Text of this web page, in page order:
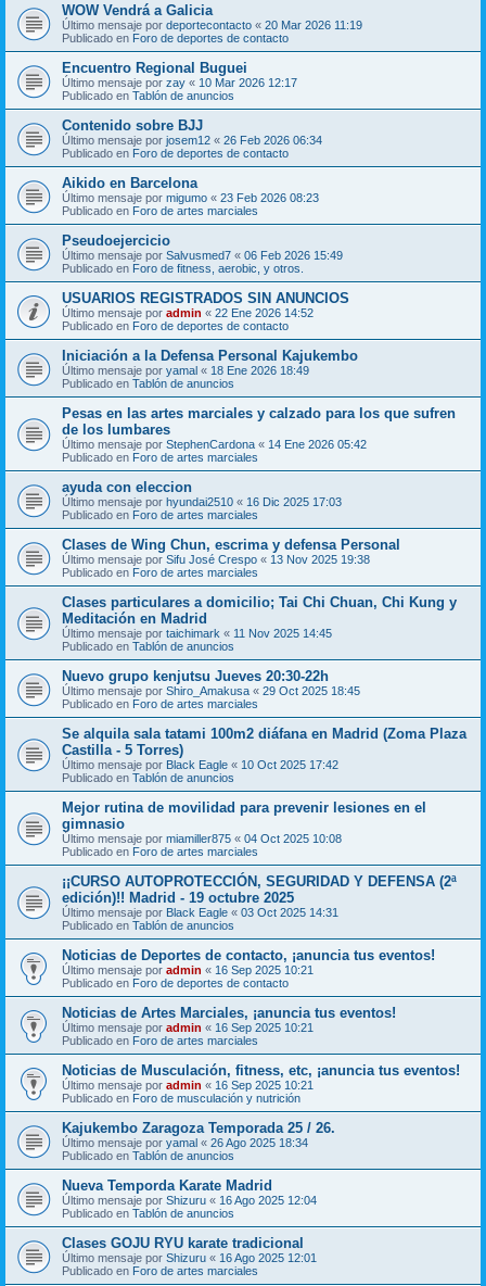
WOW Vendrá a Galicia
Último mensaje por deportecontacto « 20 Mar 2026 11:19
Publicado en Foro de deportes de contacto
Encuentro Regional Buguei
Último mensaje por zay « 10 Mar 2026 12:17
Publicado en Tablón de anuncios
Contenido sobre BJJ
Último mensaje por josem12 « 26 Feb 2026 06:34
Publicado en Foro de deportes de contacto
Aikido en Barcelona
Último mensaje por migumo « 23 Feb 2026 08:23
Publicado en Foro de artes marciales
Pseudoejercicio
Último mensaje por Salvusmed7 « 06 Feb 2026 15:49
Publicado en Foro de fitness, aerobic, y otros.
USUARIOS REGISTRADOS SIN ANUNCIOS
Último mensaje por admin « 22 Ene 2026 14:52
Publicado en Foro de deportes de contacto
Iniciación a la Defensa Personal Kajukembo
Último mensaje por yamal « 18 Ene 2026 18:49
Publicado en Tablón de anuncios
Pesas en las artes marciales y calzado para los que sufren
de los lumbares
Último mensaje por StephenCardona « 14 Ene 2026 05:42
Publicado en Foro de artes marciales
ayuda con eleccion
Último mensaje por hyundai2510 « 16 Dic 2025 17:03
Publicado en Foro de artes marciales
Clases de Wing Chun, escrima y defensa Personal
Último mensaje por Sifu José Crespo « 13 Nov 2025 19:38
Publicado en Foro de artes marciales
Clases particulares a domicilio; Tai Chi Chuan, Chi Kung y
Meditación en Madrid
Último mensaje por taichimark « 11 Nov 2025 14:45
Publicado en Tablón de anuncios
Nuevo grupo kenjutsu Jueves 20:30-22h
Último mensaje por Shiro_Amakusa « 29 Oct 2025 18:45
Publicado en Foro de artes marciales
Se alquila sala tatami 100m2 diáfana en Madrid (Zoma Plaza
Castilla - 5 Torres)
Último mensaje por Black Eagle « 10 Oct 2025 17:42
Publicado en Tablón de anuncios
Mejor rutina de movilidad para prevenir lesiones en el
gimnasio
Último mensaje por miamiller875 « 04 Oct 2025 10:08
Publicado en Foro de artes marciales
¡¡CURSO AUTOPROTECCIÓN, SEGURIDAD Y DEFENSA (2ª
edición)!! Madrid - 19 octubre 2025
Último mensaje por Black Eagle « 03 Oct 2025 14:31
Publicado en Tablón de anuncios
Noticias de Deportes de contacto, ¡anuncia tus eventos!
Último mensaje por admin « 16 Sep 2025 10:21
Publicado en Foro de deportes de contacto
Noticias de Artes Marciales, ¡anuncia tus eventos!
Último mensaje por admin « 16 Sep 2025 10:21
Publicado en Foro de artes marciales
Noticias de Musculación, fitness, etc, ¡anuncia tus eventos!
Último mensaje por admin « 16 Sep 2025 10:21
Publicado en Foro de musculación y nutrición
Kajukembo Zaragoza Temporada 25 / 26.
Último mensaje por yamal « 26 Ago 2025 18:34
Publicado en Tablón de anuncios
Nueva Temporda Karate Madrid
Último mensaje por Shizuru « 16 Ago 2025 12:04
Publicado en Tablón de anuncios
Clases GOJU RYU karate tradicional
Último mensaje por Shizuru « 16 Ago 2025 12:01
Publicado en Foro de artes marciales